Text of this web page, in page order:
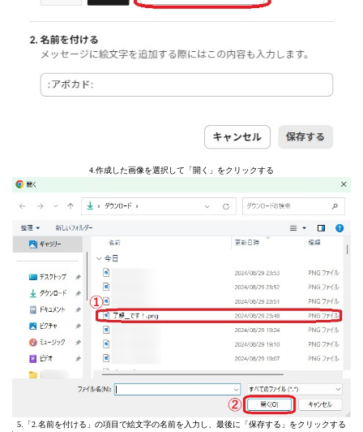
4.作成した画像を選択して「開く」をクリックする
5.「2.名前を付ける」の項目で絵文字の名前を入力し、最後に「保存する」をクリックする